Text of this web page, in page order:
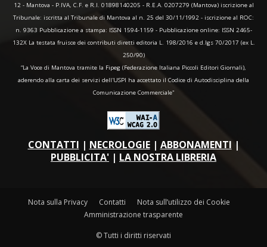
12 - Mantova - P.IVA, C.F. e R.I. 01898140205 - R.E.A. 0207279 (Mantova) iscrizione al
Tribunale: iscritta al Tribunale di Mantova al n. 25 del 30/11/1992 - iscrizione al ROC:
n. 9363 Pubblicazione a stampa: ISSN 1594-1159 - Pubblicazione online: ISSN 2465-
132X La testata fruisce dei contributi diretti editoria L. 198/2016 e d.lgs 70/2017 (ex L.
250/90)
“La Voce di Mantova tramite la Fipeg (Federazione Italiana Piccoli Editori Giornali),
aderendo alla carta dei servizi dell'USPI ha accettato il Codice di Autodisciplina della
Comunicazione Commerciale"
CONTATTI | NECROLOGIE| ABBONAMENTI |
PUBBLICITA' | LA NOSTRA LIBRERIA
Nota sulla Privacy Contatti
Nota sull’utilizzo dei Cookie
Amministrazione trasparente
© Tutti i diritti riservati